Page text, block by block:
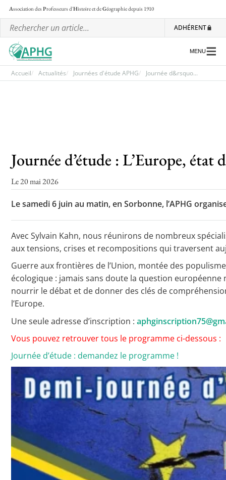
Association desProfesseurs d'Histoire et deGéographiedepuis 1910
ADHÉRENT
Communiqués et motions
Lettre d’information de l’APHG
L’APHG dans la presse
Toutes les actualités
Les rendez-vous de l’APHG
Concours scolaires
Conférences, tables rondes
Critique d’ouvrages publiés
Culture
MENU
Accueil Actualités Journées d'étude APHG Journée d&rsquo...
Journée d’étude : L’Europe, état
Le 20 mai 2026
Le samedi 6 juin au matin, en Sorbonne, l’APHG
Avec Sylvain Kahn, nous réunirons de nombreux
aux tensions, crises et recompositions qui traversent
Guerre aux frontières de l’Union, montée des
écologique : jamais sans doute la question européenne
nourrir le débat et de donner des clés de
l’Europe.
Une seule adresse d’inscription :
Vous pouvez retrouver tous le programme ci-dessous :
Journée d’étude : demandez le programme !